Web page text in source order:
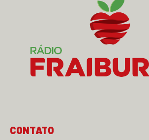
CONTATO